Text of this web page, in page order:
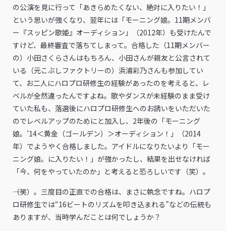
の公演を見に行って「あきらめたくない、絶対に入りたい！」
という思いが強くなり、翌年には「モーニング娘。11期メンバ
ー『スッピン歌姫』オーディション」（2012年）も受けたんで
すけど、最終審査で落ちてしまって。合格した（11期メンバー
の）小田さくらさんはもちろん、小田さんが親友と公言されて
いる（元こぶしファクトリーの）浜浦彩乃さんも参加してい
て、お二人にハロプロ研修生の経験があったのを考えると、レ
ベルが全然違ったんですよね。歌やダンスが未経験のまま受け
ていた私も、落選後にハロプロ研修生へのお誘いをいただいた
のでレベルアップのためにと加入し、2年後の「モーニング
娘。’14＜黄金（ゴールデン）＞オーディション！」（2014
年）でようやく合格しました。アイドルになりたいより「モー
ニング娘。に入りたい！」が強かったし、結果を出せなければ
「今、何をやっていたのか」と考えると恐ろしいです（笑）。
――（笑）。三度目の正直での合格は、まさに執念ですね。ハロプ
ロ研修生では“16ビートのリズムを叩き込まれる”などの伝統も
ありますが、当時学んだことは何でしょうか？